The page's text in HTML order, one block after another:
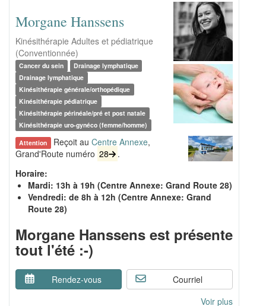
Morgane Hanssens
Kinésithérapie Adultes et pédiatrique
(Conventionnée)
Cancer du sein
Drainage lymphatique
Drainage lymphatique
Kinésithérapie générale/orthopédique
Kinésithérapie pédiatrique
Kinésithérapie périnéale/pré et post natale
Kinésithérapie uro-gynéco (femme/homme)
Attention Reçoit au Centre Annexe,
Grand'Route numéro 28
.
Horaire:
Mardi: 13h à 19h (Centre Annexe: Grand Route 28)
Vendredi: de 8h à 12h (Centre Annexe: Grand
Route 28)
Morgane Hanssens est présente
tout l'été :-)
Rendez-vous
Courriel
Voir plus